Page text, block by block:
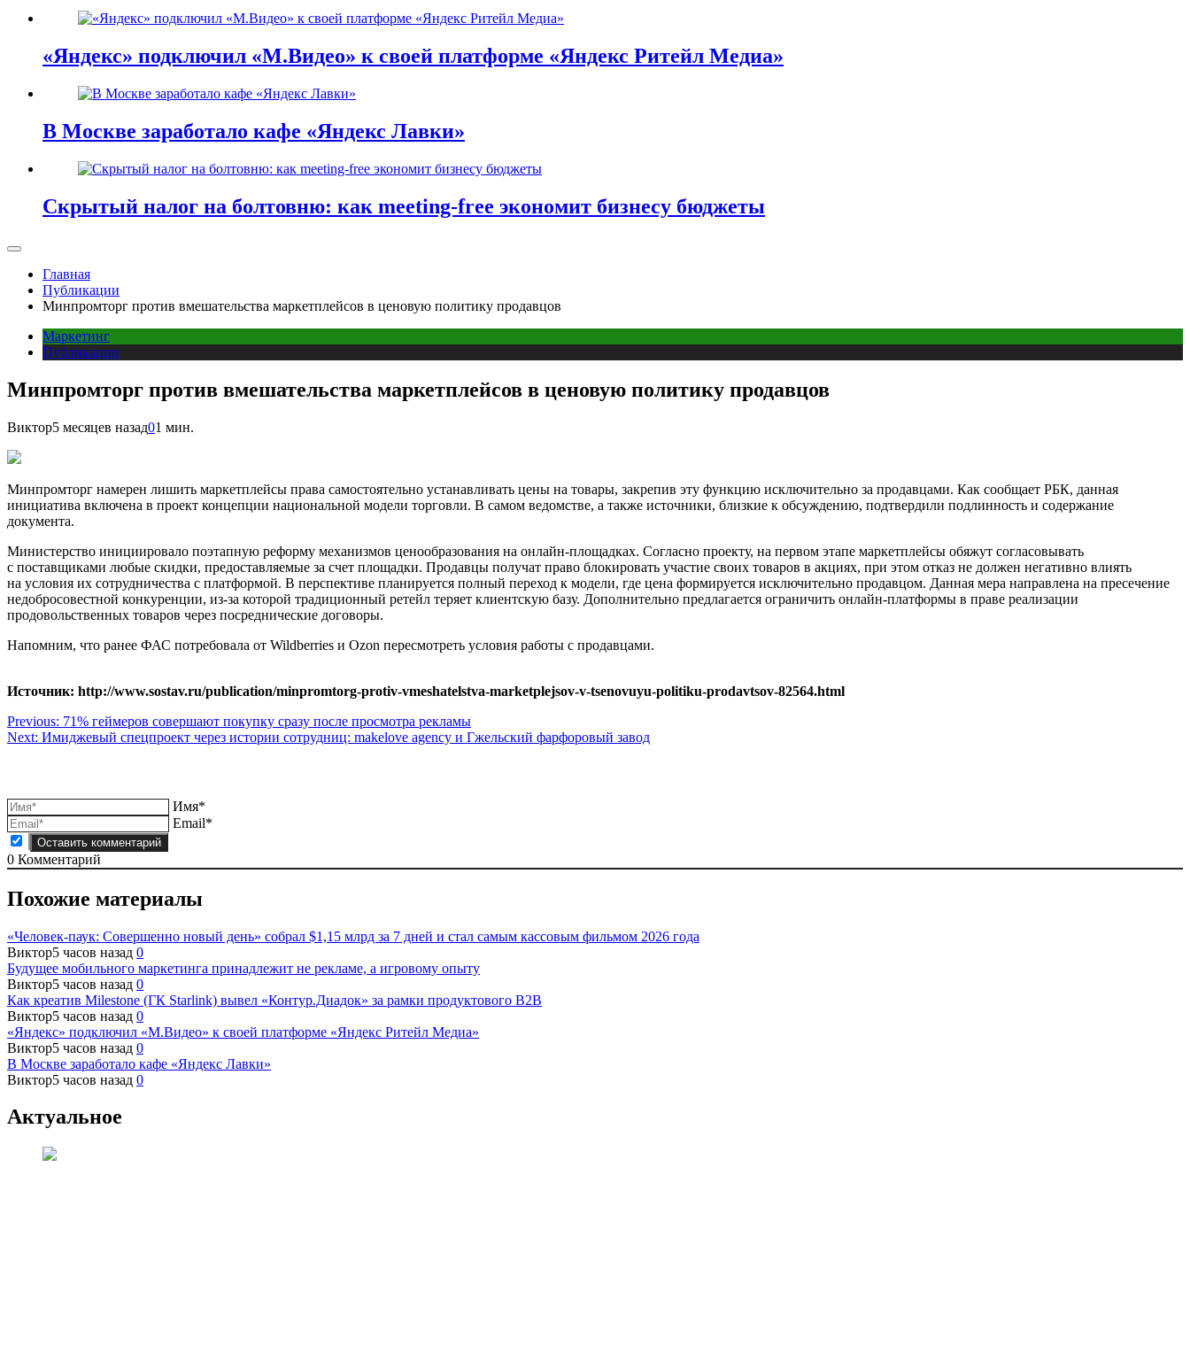
«Яндекс» подключил «М.Видео» к своей платформе «Яндекс Ритейл Медиа»
В Москве заработало кафе «Яндекс Лавки»
Скрытый налог на болтовню: как meeting-free экономит бизнесу бюджеты
Главная
Публикации
Минпромторг против вмешательства маркетплейсов в ценовую политику продавцов
Маркетинг
Публикации
Минпромторг против вмешательства маркетплейсов в ценовую политику продавцов
Виктор5 месяцев назад01 мин.
Минпромторг намерен лишить маркетплейсы права самостоятельно устанавливать цены на товары, закрепив эту функцию исключительно за продавцами. Как сообщает РБК, данная
инициатива включена в проект концепции национальной модели торговли. В самом ведомстве, а также источники, близкие к обсуждению, подтвердили подлинность и содержание
документа.
Министерство инициировало поэтапную реформу механизмов ценообразования на онлайн-площадках. Согласно проекту, на первом этапе маркетплейсы обяжут согласовывать
с поставщиками любые скидки, предоставляемые за счет площадки. Продавцы получат право блокировать участие своих товаров в акциях, при этом отказ не должен негативно влиять
на условия их сотрудничества с платформой. В перспективе планируется полный переход к модели, где цена формируется исключительно продавцом. Данная мера направлена на пресечение
недобросовестной конкуренции, из-за которой традиционный ретейл теряет клиентскую базу. Дополнительно предлагается ограничить онлайн-платформы в праве реализации
продовольственных товаров через посреднические договоры.
Напомним, что ранее ФАС потребовала от Wildberries и Ozon пересмотреть условия работы с продавцами.
Источник: http://www.sostav.ru/publication/minpromtorg-protiv-vmeshatelstva-marketplejsov-v-tsenovuyu-politiku-prodavtsov-82564.html
Навигация
по
Previous: 71% геймеров совершают покупку сразу после просмотра рекламы
Next: Имиджевый спецпроект через истории сотрудниц: makelove agency и Гжельский фарфоровый завод
Имя*
Email*
0 Комментарий
Похожие материалы
«Человек-паук: Совершенно новый день» собрал $1,15 млрд за 7 дней и стал самым кассовым фильмом 2026 года
Виктор5 часов назад 0
Будущее мобильного маркетинга принадлежит не рекламе, а игровому опыту
Виктор5 часов назад 0
Как креатив Milestone (ГК Starlink) вывел «Контур.Диадок» за рамки продуктового B2B
Виктор5 часов назад 0
«Яндекс» подключил «М.Видео» к своей платформе «Яндекс Ритейл Медиа»
Виктор5 часов назад 0
В Москве заработало кафе «Яндекс Лавки»
Виктор5 часов назад 0
Актуальное